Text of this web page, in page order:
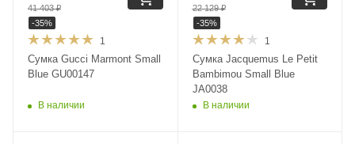
1
Сумка Gucci Marmont Small
Blue GU00147
В наличии
41 403₽
-35%
1
Сумка Jacquemus Le Petit
Bambimou Small Blue
JA0038
В наличии
22 129₽
-35%